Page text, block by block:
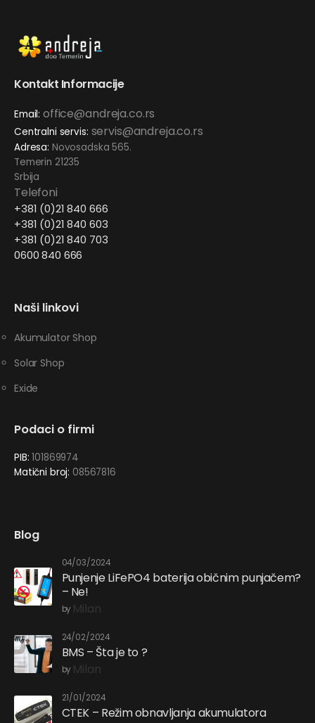
Kontakt Informacije
Email: office@andreja.co.rs
Centralni servis: servis@andreja.co.rs
Adresa: Novosadska 565.
Temerin 21235
Srbija
Telefoni
+381 (0)21 840 666
+381 (0)21 840 603
+381 (0)21 840 703
0600 840 666
Naši linkovi
Akumulator Shop
Solar Shop
Exide
Podaci o firmi
PIB: 101869974
Matični broj: 08567816
Blog
04/03/2024
Punjenje LiFePO4 baterija običnim punjačem?
– Ne!
by Milan
24/02/2024
BMS – Šta je to ?
by Milan
21/01/2024
CTEK – Režim obnavljanja akumulatora